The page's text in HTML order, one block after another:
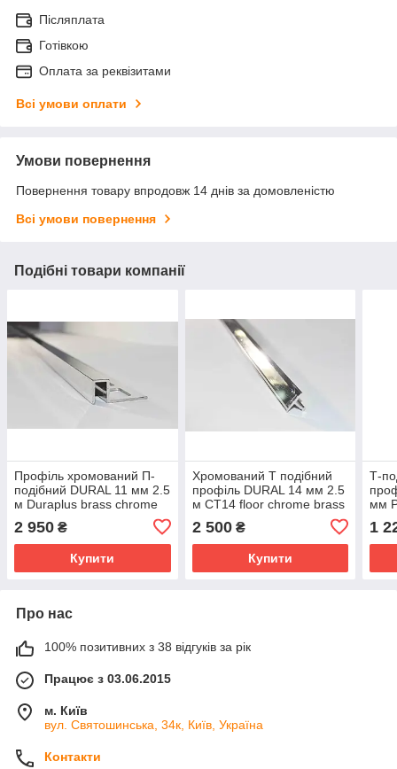
Післяплата
Готівкою
Оплата за реквізитами
Всі умови оплати
Умови повернення
Повернення товару впродовж 14 днів за домовленістю
Всі умови повернення
Подібні товари компанії
Профіль хромований П-
подібний DURAL 11 мм 2.5
м Duraplus brass chrome
2 950 ₴
Купити
Хромований Т подібний
профіль DURAL 14 мм 2.5
м CT14 floor chrome brass
2 500₴
Купити
Т-
мм
1
Про нас
100% позитивних з 38 відгуків за рік
Працює з 03.06.2015
м. Київ
вул. Святошинська, 34к, Київ, Україна
Контакти